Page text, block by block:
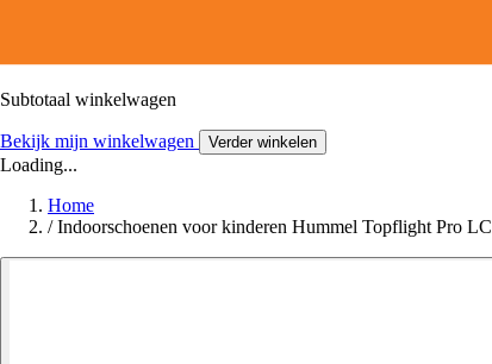
Subtotaal winkelwagen
Bekijk mijn winkelwagen Verder winkelen
Loading...
Home
/ Indoorschoenen voor kinderen Hummel Topflight Pro LC